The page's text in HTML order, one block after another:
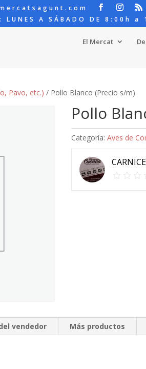
LUNES A SÁBADO DE
El Mercat
Pavo, etc.) / Pollo Blanco (Precio s/m)
Pollo
Categoría: Aves de
vendedor Más productos